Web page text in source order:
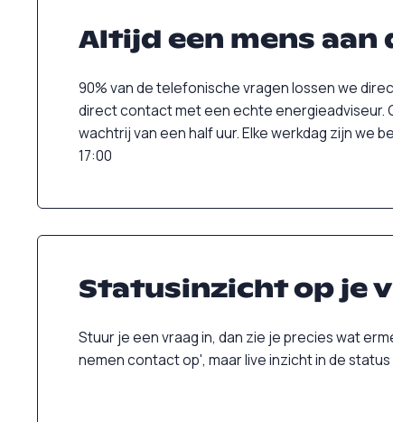
Altijd een mens aan
90% van de telefonische vragen lossen we
direct contact met een echte energieadviseur.
wachtrij van een half uur. Elke werkdag zijn we
17:00
Statusinzicht op je
Stuur je een vraag in, dan zie je precies wat
nemen contact op', maar live inzicht in de status